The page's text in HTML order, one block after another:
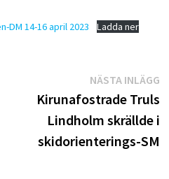
DM 14-16 april 2023 Ladda ner
NÄSTA INLÄGG
Kirunafostrade Truls
Lindholm skrällde i
skidorienterings-SM